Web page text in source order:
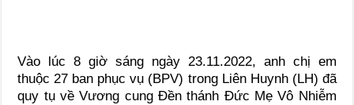
Vào lúc 8 giờ sáng ngày 23.11.2022, anh chị em
thuộc 27 ban phục vụ (BPV) trong Liên Huynh (LH) đã
quy tụ về Vương cung Đền thánh Đức Mẹ Vô Nhiễm